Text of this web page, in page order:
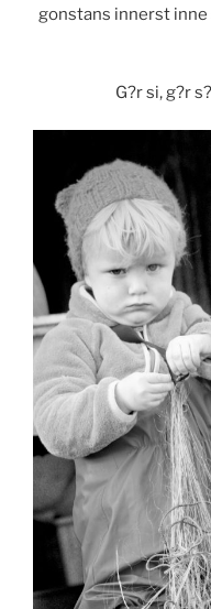
gonstans innerst inne
G?r si, g?r